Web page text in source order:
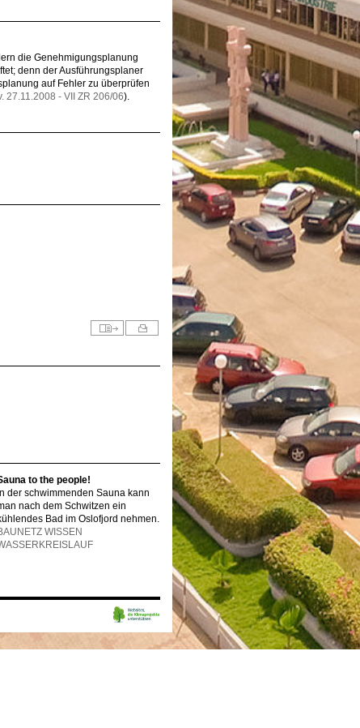
die Genehmigungsplanung
denn der Ausführungsplaner
auf Fehler zu überprüfen
27.11.2008 - VII ZR 206/06).
to the people!
In der schwimmenden Sauna kann
nach dem Schwitzen ein
Bad im Oslofjord nehmen.
WISSEN